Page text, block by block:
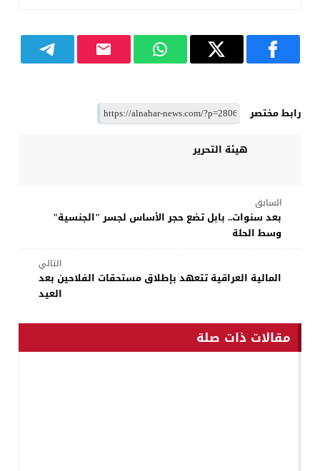
رابط مختصر
هيئة التحرير
السابق
بعد سنوات.. بابل تضع حجر الأساس لجسر "الجنسية"
وسط الحلة
التالي
المالية العراقية تتعهد بإطلاق مستحقات الفلاحين بعد
العيد
مقالات ذات صلة